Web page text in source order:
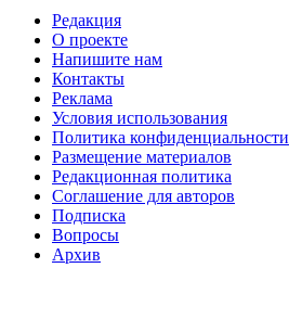
Редакция
О проекте
Напишите нам
Контакты
Реклама
Условия использования
Политика конфиденциальности
Размещение материалов
Редакционная политика
Соглашение для авторов
Подписка
Вопросы
Архив